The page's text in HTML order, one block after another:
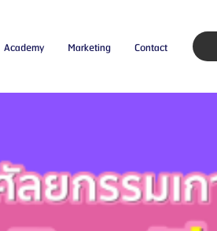
Academy Marketing Contact